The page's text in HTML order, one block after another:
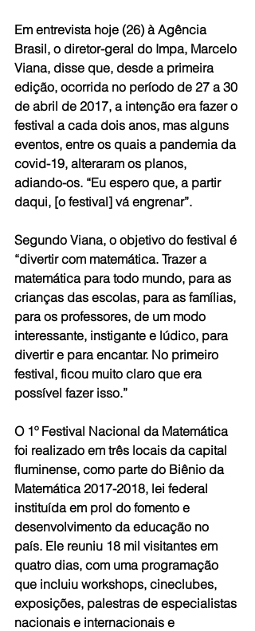
Em entrevista hoje (26) à Agência
Brasil, o diretor-geral do Impa, Marcelo
Viana, disse que, desde a primeira
edição, ocorrida no período de 27 a 30
de abril de 2017, a intenção era fazer o
festival a cada dois anos, mas alguns
eventos, entre os quais a pandemia da
covid-19, alteraram os planos,
adiando-os. “Eu espero que, a partir
daqui, [o festival] vá engrenar”.
Segundo Viana, o objetivo do festival é
“divertir com matemática. Trazer a
matemática para todo mundo, para as
crianças das escolas, para as famílias,
para os professores, de um modo
interessante, instigante e lúdico, para
divertir e para encantar. No primeiro
festival, ficou muito claro que era
possível fazer isso.”
O 1º Festival Nacional da Matemática
foi realizado em três locais da capital
fluminense, como parte do Biênio da
Matemática 2017-2018, lei federal
instituída em prol do fomento e
desenvolvimento da educação no
país. Ele reuniu 18 mil visitantes em
quatro dias, com uma programação
que incluiu workshops, cineclubes,
exposições, palestras de especialistas
nacionais e internacionais e